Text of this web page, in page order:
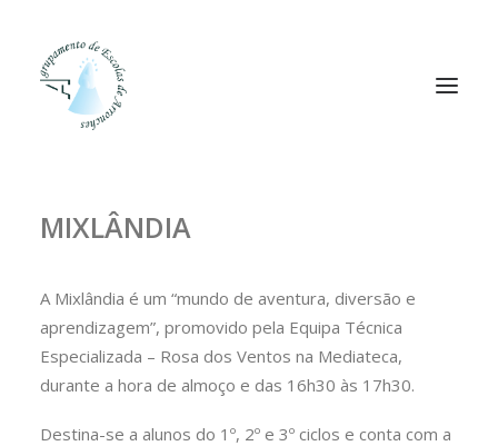
Agrupamento
Pessoal
Equipas
Projetos
MIXLÂNDIA
A Mixlândia é um “mundo de aventura, diversão e
aprendizagem”, promovido pela Equipa Técnica
Especializada – Rosa dos Ventos na Mediateca,
durante a hora de almoço e das 16h30 às 17h30.
Destina-se a alunos do 1º, 2º e 3º ciclos e conta com a